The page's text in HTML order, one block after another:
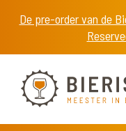
De pre-order van de